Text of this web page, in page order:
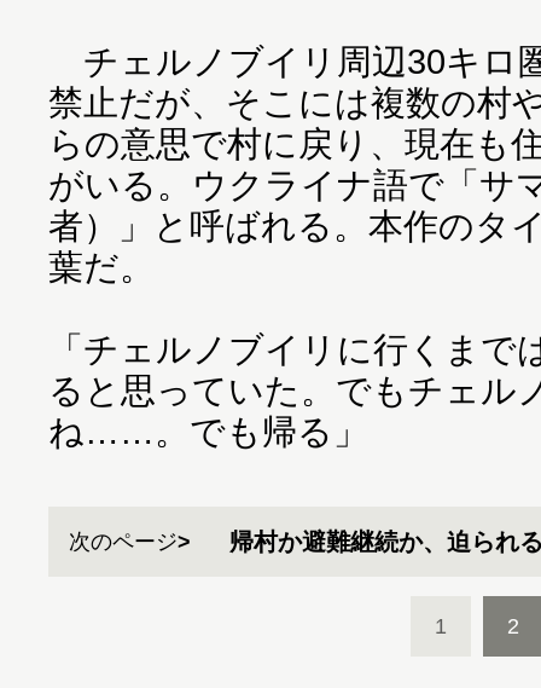
チェルノブイリ周辺30キロ
禁止だが、そこには複数の村
らの意思で村に戻り、現在も
がいる。ウクライナ語で「サ
者）」と呼ばれる。本作のタ
葉だ。
「チェルノブイリに行くまで
ると思っていた。でもチェル
ね……。でも帰る」
次のページ 帰村か避難継続か、迫られ
1 2